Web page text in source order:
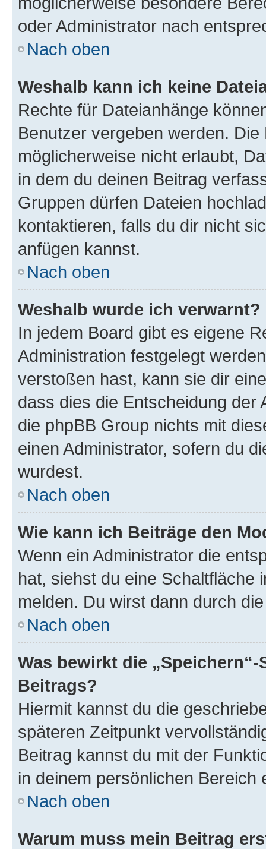
oder Administrator nach
Nach oben
Weshalb kann ich keine
Rechte für Dateianhänge
Benutzer vergeben werden.
möglicherweise nicht erlaubt,
in dem du deinen Beitrag
Gruppen dürfen Dateien
kontaktieren, falls du dir nicht
anfügen kannst.
Nach oben
Weshalb wurde ich verwarnt?
In jedem Board gibt es eigene
Administration festgelegt
verstoßen hast, kann sie dir
dass dies die Entscheidung der
die phpBB Group nichts mit
einen Administrator, sofern du
wurdest.
Nach oben
Wie kann ich Beiträge den
Wenn ein Administrator die
hat, siehst du eine Schaltfläche
melden. Du wirst dann durch
Nach oben
Was bewirkt die
Beitrags?
Hiermit kannst du die
späteren Zeitpunkt
Beitrag kannst du mit der
in deinem persönlichen Bereich
Nach oben
Warum muss mein Beitrag